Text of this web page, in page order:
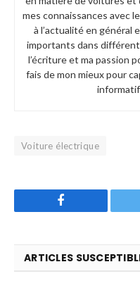
mes connaissances avec
à l’actualité en général
importants dans
l’écriture et ma passion
fais de mon mieux pour
Voiture électrique
ARTICLES